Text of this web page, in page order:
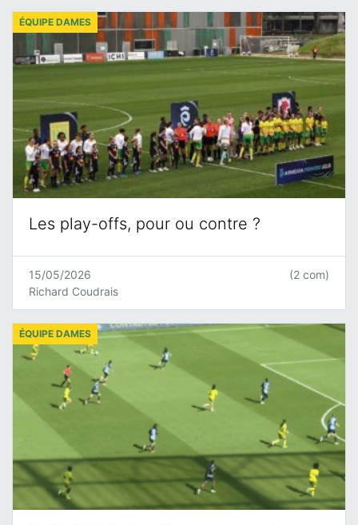
Les play-offs, pour ou contre ?
ÉQUIPE DAMES
15/05/2026
Richard Coudrais
(2 com)
ÉQUIPE DAMES